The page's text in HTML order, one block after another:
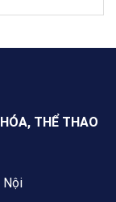
với Hội Nhà
nước, không
nghiệp hay
THỂ THAO
Nội